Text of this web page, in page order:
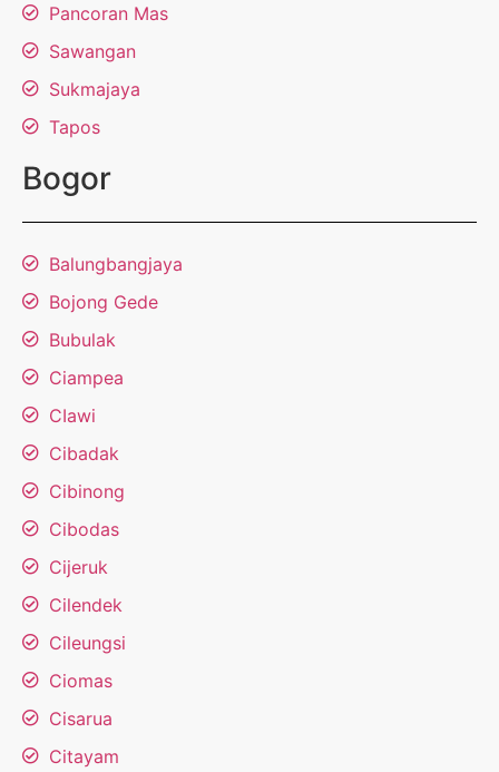
Pancoran Mas
Sawangan
Sukmajaya
Tapos
Bogor
Balungbangjaya
Bojong Gede
Bubulak
Ciampea
CIawi
Cibadak
Cibinong
Cibodas
Cijeruk
Cilendek
Cileungsi
Ciomas
Cisarua
Citayam